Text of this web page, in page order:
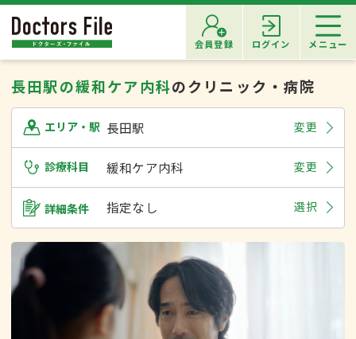
会員登録 ログイン メニュー
長田駅の緩和ケア内科のクリニック・病院
エリア・駅 長田駅 変更
診療科目 緩和ケア内科 変更
詳細条件 指定なし 選択